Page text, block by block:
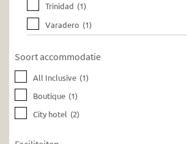
Trinidad (1)
Varadero (1)
Soort accommodatie
All Inclusive (1)
Boutique (1)
City hotel (2)